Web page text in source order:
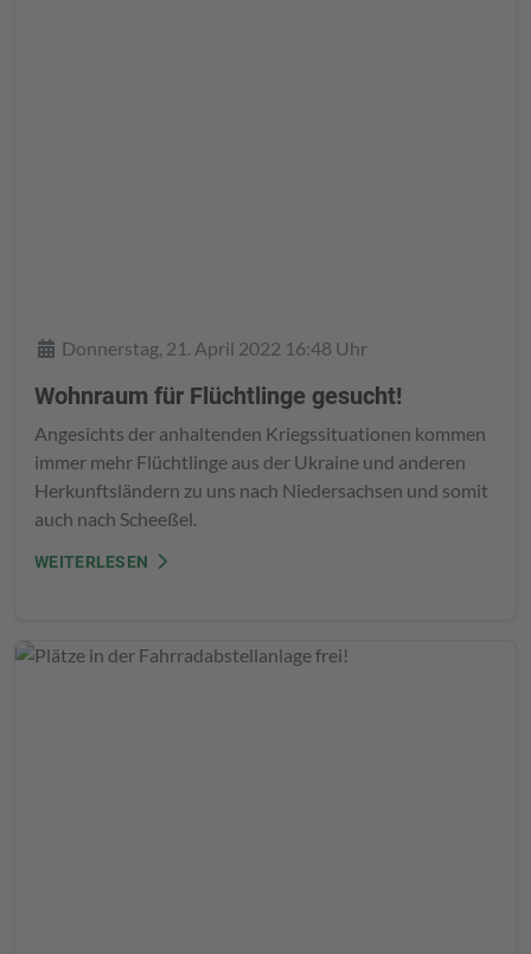
DetailsDonnerstag, 21. April 2022 16:48 Uhr
Wohnraum für Flüchtlinge gesucht!
Angesichts der anhaltenden Kriegssituationen kommen
immer mehr Flüchtlinge aus der Ukraine und anderen
Herkunftsländern zu uns nach Niedersachsen und somit
auch nach Scheeßel.
WEITERLESEN